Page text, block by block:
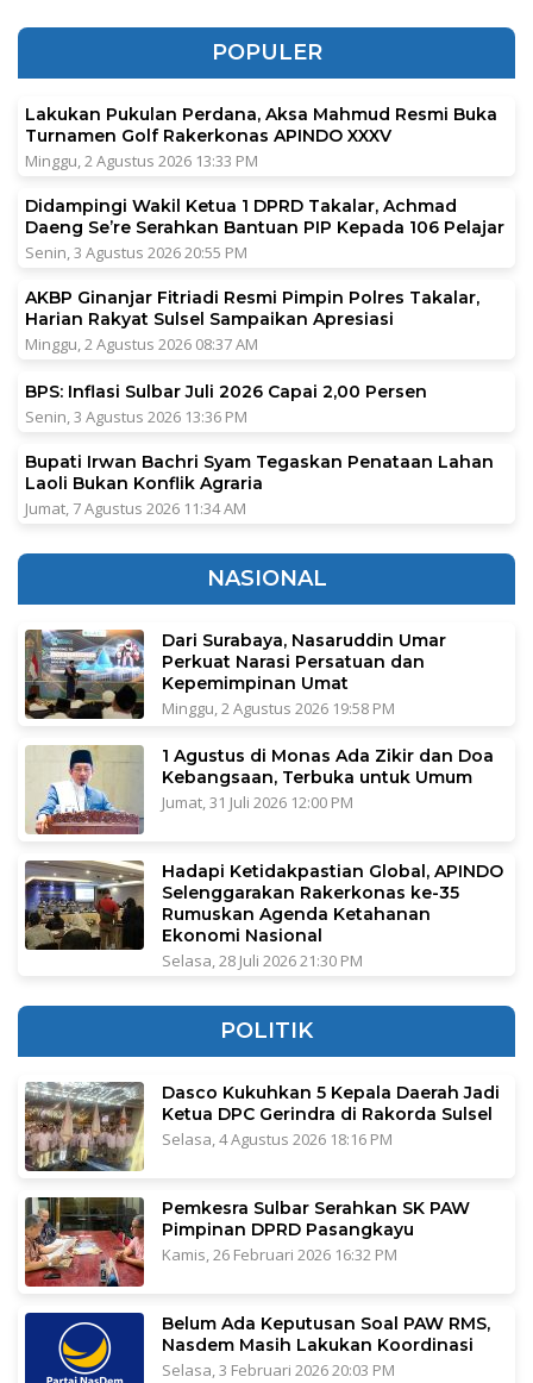
POPULER
Lakukan Pukulan Perdana, Aksa Mahmud Resmi Buka
Turnamen Golf Rakerkonas APINDO XXXV
Minggu, 2 Agustus 2026 13:33 PM
Didampingi Wakil Ketua 1 DPRD Takalar, Achmad
Daeng Se’re Serahkan Bantuan PIP Kepada 106 Pelajar
Senin, 3 Agustus 2026 20:55 PM
AKBP Ginanjar Fitriadi Resmi Pimpin Polres Takalar,
Harian Rakyat Sulsel Sampaikan Apresiasi
Minggu, 2 Agustus 2026 08:37 AM
BPS: Inflasi Sulbar Juli 2026 Capai 2,00 Persen
Senin, 3 Agustus 2026 13:36 PM
Bupati Irwan Bachri Syam Tegaskan Penataan Lahan
Laoli Bukan Konflik Agraria
Jumat, 7 Agustus 2026 11:34 AM
NASIONAL
Dari Surabaya, Nasaruddin Umar
Perkuat Narasi Persatuan dan
Kepemimpinan Umat
Minggu, 2 Agustus 2026 19:58 PM
1 Agustus di Monas Ada Zikir dan Doa
Kebangsaan, Terbuka untuk Umum
Jumat, 31 Juli 2026 12:00 PM
Hadapi Ketidakpastian Global, APINDO
Selenggarakan Rakerkonas ke-35
Rumuskan Agenda Ketahanan
Ekonomi Nasional
Selasa, 28 Juli 2026 21:30 PM
POLITIK
Dasco Kukuhkan 5 Kepala Daerah Jadi
Ketua DPC Gerindra di Rakorda Sulsel
Selasa, 4 Agustus 2026 18:16 PM
Pemkesra Sulbar Serahkan SK PAW
Pimpinan DPRD Pasangkayu
Kamis, 26 Februari 2026 16:32 PM
Belum Ada Keputusan Soal PAW RMS,
Nasdem Masih Lakukan Koordinasi
Selasa, 3 Februari 2026 20:03 PM